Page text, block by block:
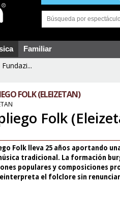
Familiar
FOLK (ELEIZETAN)
Folk
Folk lleva 25 años aportando
tradicional. La formación
populares y composiciones
el folclore sin renunciar